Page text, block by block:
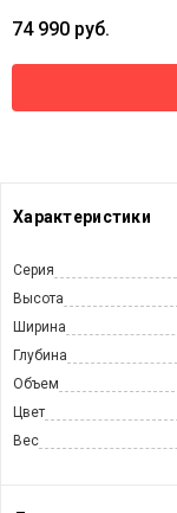
74 990 руб.
Характеристики
Серия
Высота
Ширина
Глубина
Объем
Цвет
Вес